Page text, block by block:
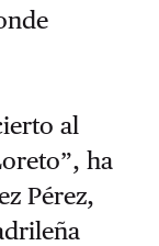
al
ha
Pérez,